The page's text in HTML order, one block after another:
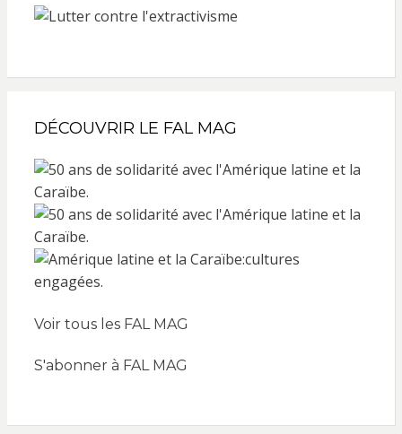
DÉCOUVRIR LE FAL MAG
Voir tous les FAL MAG
S'abonner à FAL MAG